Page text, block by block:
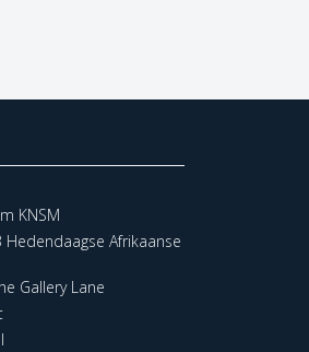
KNSM
Hedendaagse Afrikaanse
Gallery Lane